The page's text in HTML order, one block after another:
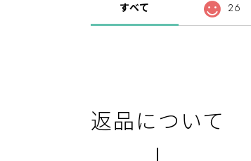
すべて 26
返品について